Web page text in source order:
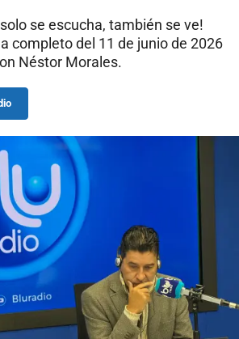
se escucha, también se ve!
completo del 11 de junio de 2026
Néstor Morales.